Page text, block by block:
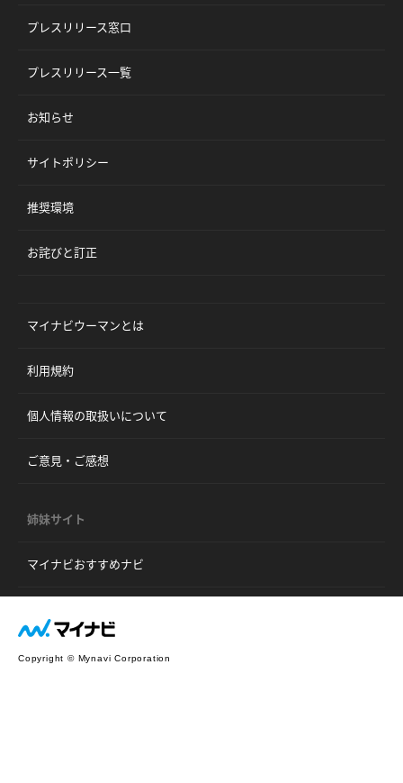
プレスリリース窓口
プレスリリース一覧
お知らせ
サイトポリシー
推奨環境
お詫びと訂正
マイナビウーマンとは
利用規約
個人情報の取扱いについて
ご意見・ご感想
姉妹サイト
マイナビおすすめナビ
Copyright © Mynavi Corporation